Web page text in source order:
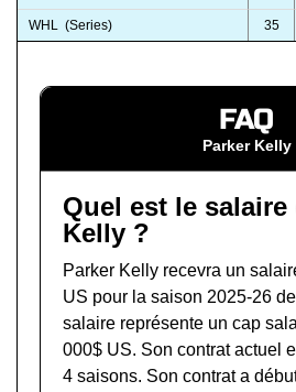
WHL (Series) 35
FAQ
Parker Kelly
Quel est le salaire
Kelly ?
Parker Kelly recevra un
US pour la saison 2025-26
salaire représente un cap
000$ US. Son contrat actuel
4 saisons. Son contrat a